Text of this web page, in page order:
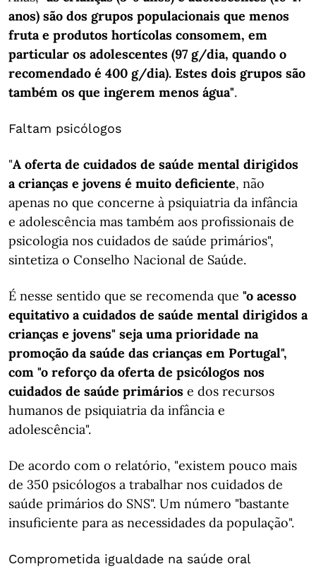
anos) são dos grupos populacionais que menos
fruta e produtos hortícolas consomem, em
particular os adolescentes (97 g/dia, quando o
recomendado é 400 g/dia). Estes dois grupos são
também os que ingerem menos água".
Faltam psicólogos
"A oferta de cuidados de saúde mental dirigidos
a crianças e jovens é muito deficiente, não
apenas no que concerne à psiquiatria da infância
e adolescência mas também aos profissionais de
psicologia nos cuidados de saúde primários",
sintetiza o Conselho Nacional de Saúde.
É nesse sentido que se recomenda que "o acesso
equitativo a cuidados de saúde mental dirigidos a
crianças e jovens" seja uma prioridade na
promoção da saúde das crianças em Portugal",
com "o reforço da oferta de psicólogos nos
cuidados de saúde primários e dos recursos
humanos de psiquiatria da infância e
adolescência".
De acordo com o relatório, "existem pouco mais
de 350 psicólogos a trabalhar nos cuidados de
saúde primários do SNS". Um número "bastante
insuficiente para as necessidades da população".
Comprometida igualdade na saúde oral